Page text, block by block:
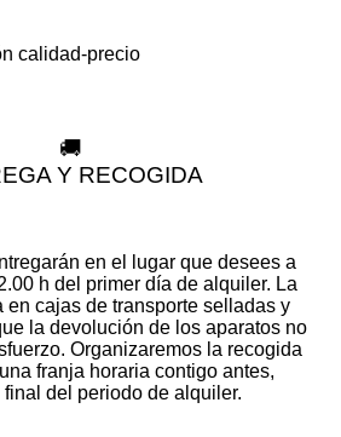
calidad-precio
🚚
Y RECOGIDA
en el lugar que desees a
h del primer día de alquiler. La
en cajas de transporte selladas y
la devolución de los aparatos no
Organizaremos la recogida
franja horaria contigo antes,
del periodo de alquiler.